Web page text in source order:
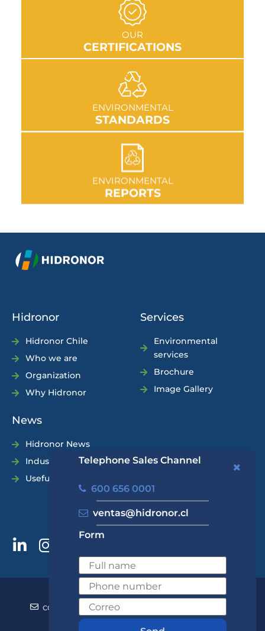
Telephone Sales Channel
600 656 0001
ventas@hidronor.cl
Form
OUR
CERTIFICATIONS
GO TO SECTION
ENVIRONMENTAL
STANDARDS
GO TO SECTION
ENVIRONMENTAL
REPORTS
GO TO SECTION
Hidronor
Hidronor Chile
Who we are
Organization
Why Hidronor
Services
Environmental
services
Brochure
Image Gallery
News
Hidronor News
Industry News
Useful Tips
600 656 0001
+562 2570 5700
contacto@hidronor.cl